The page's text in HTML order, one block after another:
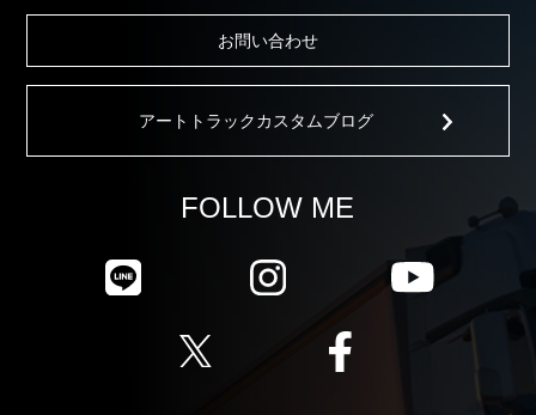
お問い合わせ
アートトラックカスタムブログ
FOLLOW ME